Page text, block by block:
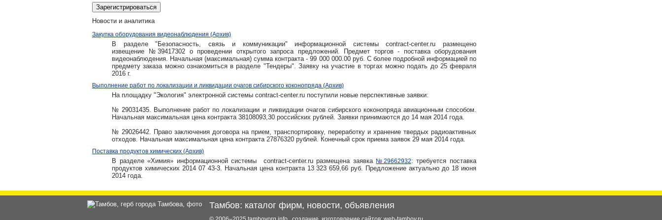
Новости и аналитика
Закупка оборудования видеонаблюдения (Архив)
В разделе"Безопасность, связь и коммуникации" информационной системы contract-center.ru размещено
извещение № 39417302 о проведении открытого запроса предложений. Предмет торгов - поставка оборудования
видеонаблюдения. Начальная (максимальная) сумма контракта - 99 000 000.00 руб. С более подробной информацией по
предмету заказа можно ознакомиться в разделе "Тендеры". Заявку на участие в торгах можно подать до 25 февраля
2016 г.
Выполнение работ по локализации и ликвидации очагов сибирского коконопряда (Архив)
На площадку "Экология" электронной системы contract-center.ru поступили новые перспективные заявки:
№ 29031435. Выполнение работ по локализации и ликвидации очагов сибирского коконопряда авиационным способом.
Начальная максимальная цена контракта 38108093,30 российских рублей. Заявки принимаются до 14 мая 2014 года.
№ 29026442. Право заключения договора на прием, транспортировку, переработку и хранение твердых радиоактивных
отходов. Начальная максимальная цена контракта 27876320 рублей. Конечный срок приема заявок 29 мая 2014 года.
Поставка продуктов химических (Архив)
В разделе «Химия» информационной системы contract-center.ru размещена заявка №29662932: требуется поставка
продуктов химических 2014 07 43-3. Начальная цена контракта 13 323 659,66 руб. Предложение актуально до 18 июня
2014 года.
Тамбов: каталог фирм, новости, объявления